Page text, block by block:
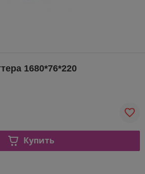
1680*76*220
Купить